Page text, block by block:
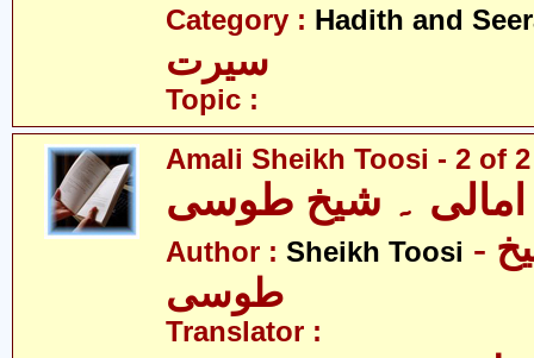
Category : Hadith and
سیرت
Topic :
Amali Sheikh Toosi - 2 of 2
امالی ۔ شیخ طوسی
Author : Sheikh Toosi - امالی ۔ شیخ
طوسی
Translator :